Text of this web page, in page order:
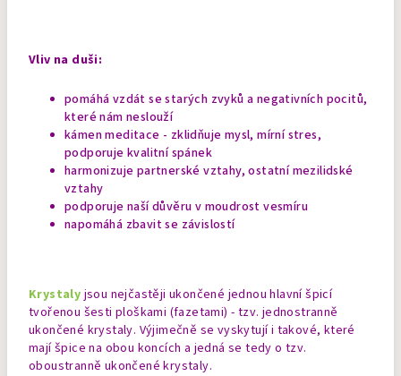
Vliv na duši:
pomáhá vzdát se starých zvyků a negativních pocitů,
které nám neslouží
kámen meditace - zklidňuje mysl, mírní stres,
podporuje kvalitní spánek
harmonizuje partnerské vztahy, ostatní mezilidské
vztahy
podporuje naší důvěru v moudrost vesmíru
napomáhá zbavit se závislostí
Krystaly jsou nejčastěji ukončené jednou hlavní špicí
tvořenou šesti ploškami (fazetami) - tzv. jednostranně
ukončené krystaly. Výjimečně se vyskytují i takové, které
mají špice na obou koncích a jedná se tedy o tzv.
oboustranně ukončené krystaly.